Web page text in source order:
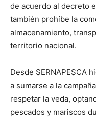
de acuerdo al decreto
también prohíbe la
almacenamiento,
territorio nacional.
Desde SERNAPESCA
a sumarse a la
respetar la veda,
pescados y mariscos